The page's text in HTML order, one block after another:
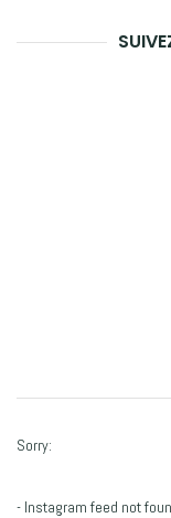
Sorry:
- Instagram feed not